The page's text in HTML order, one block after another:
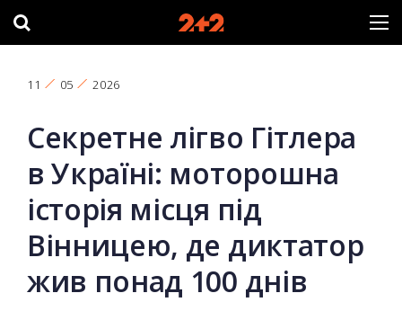
11 05 2026
Секретне лігво Гітлера
в Україні: моторошна
історія місця під
Вінницею, де диктатор
жив понад 100 днів